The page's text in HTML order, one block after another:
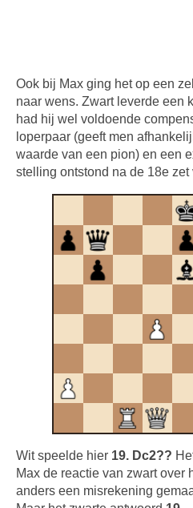
Ook bij Max ging het op een
naar wens. Zwart leverde een
had hij wel voldoende
loperpaar (geeft men
waarde van een pion) en een
stelling ontstond na de 18e zet
Wit speelde hier 19. Dc2??
Max de reactie van zwart over
anders een misrekening